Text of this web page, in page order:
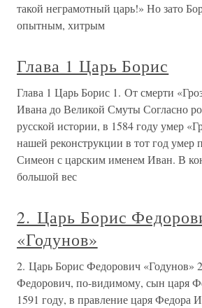
такой неграмотный царь!» Но зато
опытным, хитрым
Глава 1 Царь Борис
Глава 1 Царь Борис 1. От смерти
Ивана до Великой Смуты Согласно
русской истории, в 1584 году умер
нашей реконструкции в тот год умер
Симеон с царским именем Иван. В
большой вес
2. Царь Борис
«Годунов»
2. Царь Борис Федорович «Годунов»
Федорович, по-видимому, сын царя
1591 году, в правление царя Федора